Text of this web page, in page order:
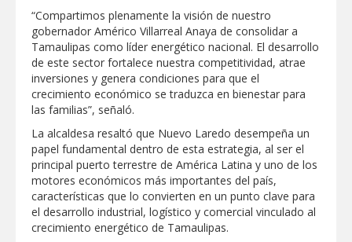
GOBIERNO MUNICIPAL INVITA A
CAMPAÑA DE TAMIZAJE AUDITIVO
GRATUITO PARA RECIÉN NACIDOS EN
CLÍNICA UNE NUEVA ERA
Entregó Carlos Peña Ortiz apoyos de
"Mamá Luchona", acompañado por la
Senadora Maki Esther Ortiz Domínguez
Intensificó Municipio programa de
bacheo en cuatro colonias de Reynosa
“Compartimos plenamente la visión de nuestro
gobernador Américo Villarreal Anaya de consolidar a
Tamaulipas como líder energético nacional. El desarrollo
de este sector fortalece nuestra competitividad, atrae
inversiones y genera condiciones para que el
crecimiento económico se traduzca en bienestar para
las familias”, señaló.
La alcaldesa resaltó que Nuevo Laredo desempeña un
papel fundamental dentro de esta estrategia, al ser el
principal puerto terrestre de América Latina y uno de los
motores económicos más importantes del país,
características que lo convierten en un punto clave para
el desarrollo industrial, logístico y comercial vinculado al
crecimiento energético de Tamaulipas.